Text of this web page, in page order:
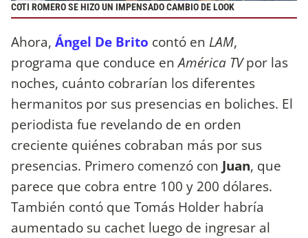
COTI ROMERO SE HIZO UN IMPENSADO CAMBIO DE LOOK
Ahora, Ángel De Brito contó en LAM,
programa que conduce enAmérica TVpor las
noches, cuánto cobrarían los diferentes
hermanitos por sus presencias en boliches. El
periodista fue revelando de en orden
creciente quiénes cobraban más por sus
presencias. Primero comenzó con Juan, que
parece que cobra entre 100 y 200 dólares.
También contó que Tomás Holder habría
aumentado su cachet luego de ingresar al